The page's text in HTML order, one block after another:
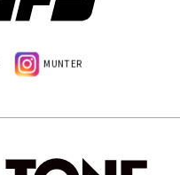
MUNTER